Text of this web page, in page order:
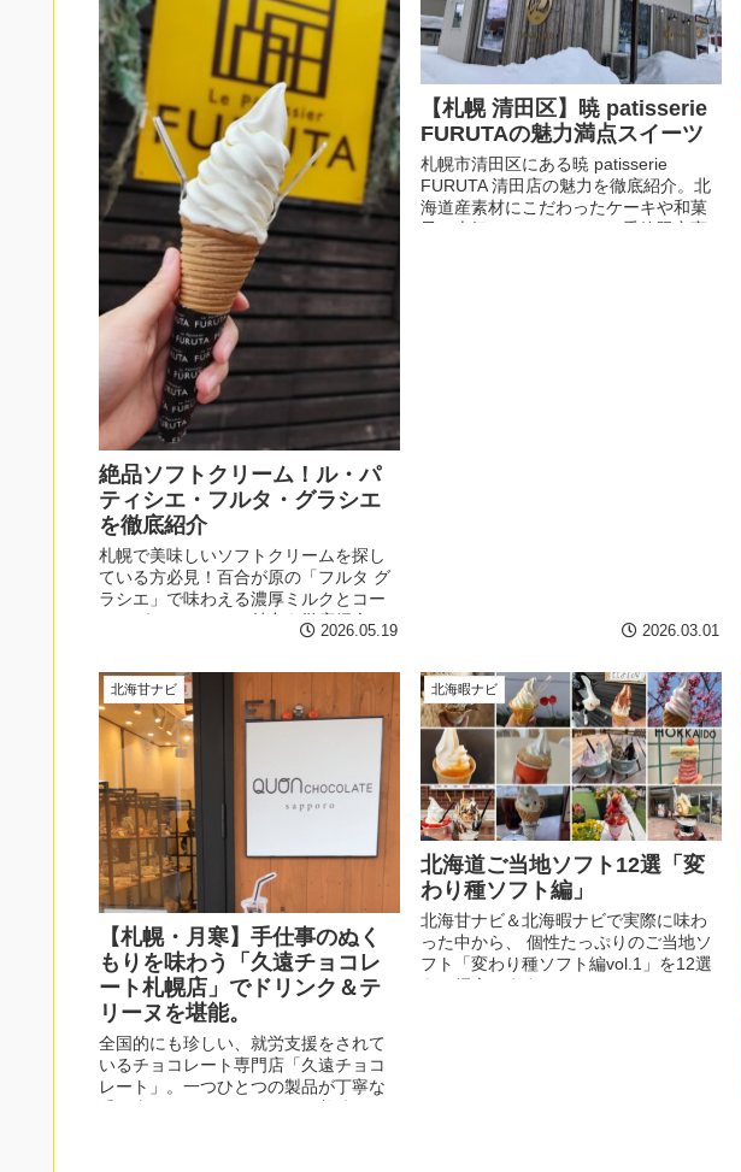
絶品ソフトクリーム！ル・パ
ティシエ・フルタ・グラシエ
を徹底紹介
札幌で美味しいソフトクリームを探し
ている方必見！百合が原の「フルタ グ
ラシエ」で味わえる濃厚ミルクとコー
ヒーゼリーソフトの魅力を徹底紹介し
2026.05.19
【札幌 清田区】暁 patisserie
FURUTAの魅力満点スイーツ
札幌市清田区にある暁 patisserie
FURUTA 清田店の魅力を徹底紹介。北
海道産素材にこだわったケーキや和菓
子、本気ソフトクリーム、季節限定商
2026.03.01
北海甘ナビ
【札幌・月寒】手仕事のぬく
もりを味わう「久遠チョコレ
ート札幌店」でドリンク＆テ
リーヌを堪能。
全国的にも珍しい、就労支援をされて
いるチョコレート専門店「久遠チョコ
レート」。一つひとつの製品が丁寧な
北海暇ナビ
北海道ご当地ソフト12選「変
わり種ソフト編」
北海甘ナビ＆北海暇ナビで実際に味わ
った中から、 個性たっぷりのご当地ソ
フト「変わり種ソフト編vol.1」を12選
をご紹介します！